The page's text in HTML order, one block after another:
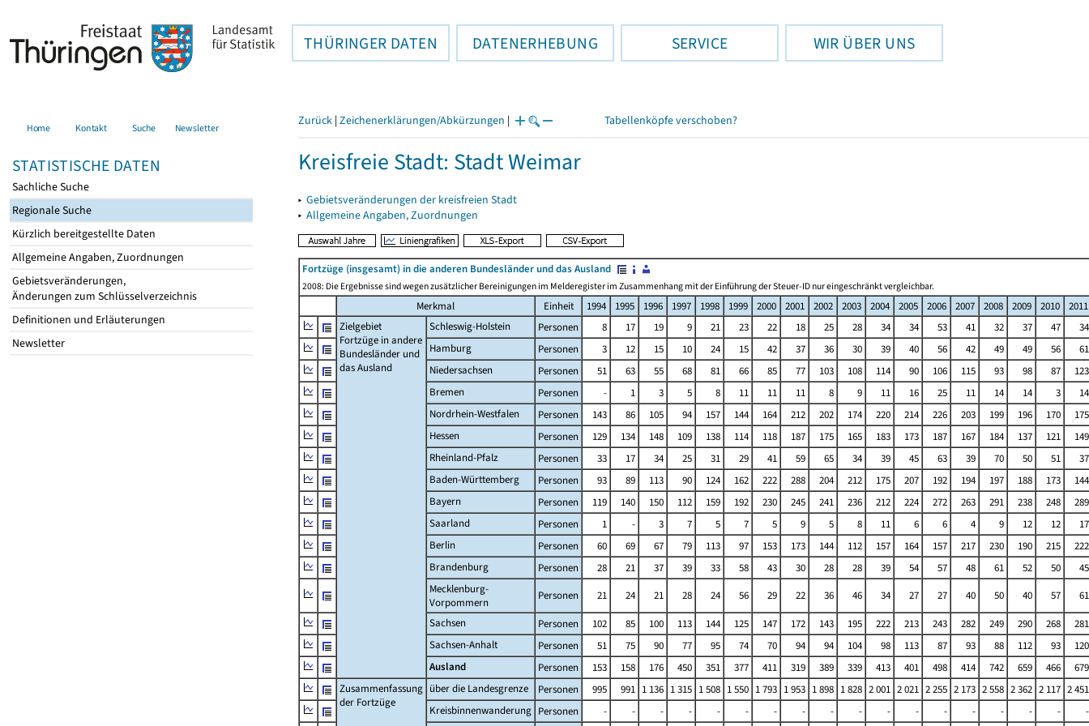
THÜRINGER DATEN DATENERHEBUNG SERVICE WIR ÜBER UNS
Home Kontakt Suche Newsletter
STATISTISCHE DATEN
Sachliche Suche
Regionale Suche
Kürzlich bereitgestellte Daten
Allgemeine Angaben, Zuordnungen
Gebietsveränderungen,
Änderungen zum Schlüsselverzeichnis
Definitionen und Erläuterungen
Newsletter
Zurück | Zeichenerklärungen/Abkürzungen | Tabellenköpfe verschoben?
Kreisfreie Stadt: Stadt Weimar
▸ Gebietsveränderungen der kreisfreien Stadt
▸ Allgemeine Angaben, Zuordnungen
Fortzüge (insgesamt) in die anderen Bundesländer und das Ausland
2008: Die Ergebnisse sind wegen zusätzlicher Bereinigungen im Melderegister im Zusammenhang mit der Einführung der Steuer-ID nur eingeschränkt vergleichbar.
Merkmal Einheit 1994 1995 1996 1997 1998 1999 2000 2001 2002 2003 2004 2005 2006 2007 2008 2009 2010
2011
Zielgebiet
Fortzüge in andere
Bundesländer und
das Ausland
Schleswig-Holstein Personen 8 17 19 9 21 23 22 18 25 28 34 34 53 41 32 37 47
34
Hamburg
Personen 3 12 15 10 24 15 42 37 36 30 39 40 56 42 49 49 56
61
Niedersachsen
Personen 51 63 55 68 81 66 85 77 103 108 114 90 106 115 93 98 87
123
Bremen
Personen - 1 3 5 8 11 11 11 8 9 11 16 25 11 14 14 3
14
Nordrhein-Westfalen
Personen 143 86 105 94 157 144 164 212 202 174 220 214 226 203 199 196 170
175
Hessen
Personen 129 134 148 109 138 114 118 187 175 165 183 173 187 167 184 137 121
149
Rheinland-Pfalz
Personen 33 17 34 25 31 29 41 59 65 34 39 45 63 39 70 50 51
37
Baden-Württemberg
Personen 93 89 113 90 124 162 222 288 204 212 175 207 192 194 197 188 173
144
Bayern
Personen 119 140 150 112 159 192 230 245 241 236 212 224 272 263 291 238 248
289
Saarland
Personen 1 - 3 7 5 7 5 9 5 8 11 6 6 4 9 12 12
17
Berlin
Personen 60 69 67 79 113 97 153 173 144 112 157 164 157 217 230 190 215
222
Brandenburg
Personen 28 21 37 39 33 58 43 30 28 28 39 54 57 48 61 52 50
45
Mecklenburg-
Vorpommern
Personen 21 24 21 28 24 56 29 22 36 46 34 27 27 40 50 40 57
61
Sachsen
Personen 102 85 100 113 144 125 147 172 143 195 222 213 243 282 249 290 268
281
Sachsen-Anhalt
Personen 51 75 90 77 95 74 70 94 94 104 98 113 87 93 88 112 93
120
Ausland
Personen 153 158 176 450 351 377 411 319 389 339 413 401 498 414 742 659 466
679
Zusammenfassung
der Fortzüge
über die Landesgrenze Personen 995 991 1 136 1 315 1 508 1 550 1 793 1 953 1 898 1 828 2 001 2 021 2 255 2 173 2 558 2 362 2 117 2 451
Kreisbinnenwanderung Personen - - - - - - - - - - - - - - - - -
-